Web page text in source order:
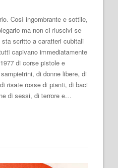
Così ingombrante e sottile,
ma non ci riuscivi se
scritto a caratteri cubitali
capivano immediatamente
di corse pistole e
di donne libere, di
risate rosse di pianti, di baci
di sessi, di terrore e…